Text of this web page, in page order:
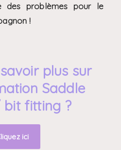
des problèmes pour le
!
savoir plus sur
Saddle
fitting ?
ici